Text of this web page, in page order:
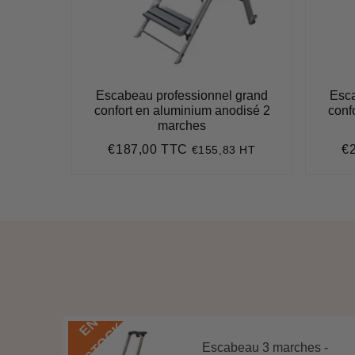
Escabeau professionnel grand
confort en aluminium anodisé 2
marches
Prix
€187,00 TTC €187,00
€155,83 HT
E
N
S
T
O
C
K
Escabeau 3 marches -